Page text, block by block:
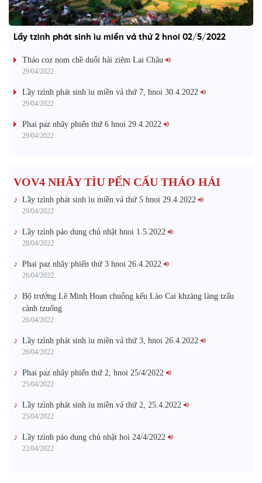
Lầy tzình phát sinh ìu miền vả thứ 2 hnoi 02/5/2022
Tháo coz nom chề duổi hải ziêm Lai Châu
29/04/2022
Lầy tzình phát sinh ìu miền vả thứ 7, hnoi 30.4.2022
29/04/2022
Phai paz nhây phiến thứ 6 hnoi 29.4.2022
29/04/2022
VOV4 NHÂY TÌU PẾN CẤU THÁO HẢI
Lầy tzình phát sinh ìu miền vả thứ 5 hnoi 29.4.2022
29/04/2022
Lầy tzình páo dung chủ nhật hnoi 1.5.2022
28/04/2022
Phai paz nhây phiến thứ 3 hnoi 26.4.2022
26/04/2022
Bộ trưởng Lê Minh Hoan chuổng kếu Lào Cai khzàng làng tzấu
cành tzuống​
26/04/2022
Lầy tzình phát sinh ìu miền vả thứ 3, hnoi 26.4.2022
26/04/2022
Phai paz nhây phiến thứ 2, hnoi 25/4/2022
25/04/2022
Lầy tzình phát sinh ìu miền vả thứ 2, 25.4.2022
25/04/2022
Lầy tzình páo dung chủ nhật hoi 24/4/2022
22/04/2022